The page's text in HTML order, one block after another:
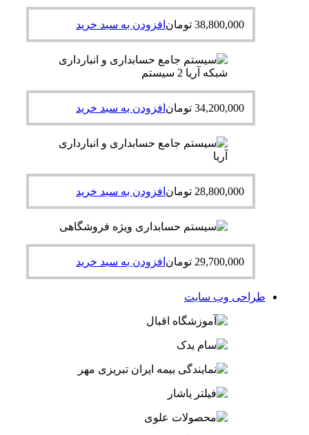
38,800,000 تومان افزودن به سبد خرید
34,200,000 تومان افزودن به سبد خرید
28,800,000 تومان افزودن به سبد خرید
29,700,000 تومان افزودن به سبد خرید
طراحی وب سایت